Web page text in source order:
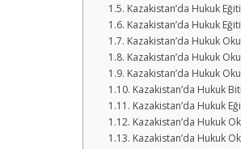
Kazakistan’da Hukuk
Kazakistan’da Hukuk
Kazakistan’da Hukuk
Kazakistan’da Hukuk
Kazakistan’da Hukuk
Kazakistan’da Hukuk
Kazakistan’da Hukuk
Kazakistan’da Hukuk
Kazakistan’da Hukuk